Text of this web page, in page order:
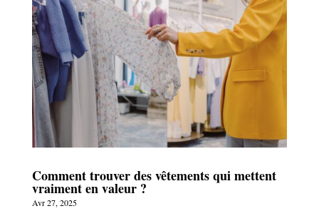
Comment trouver des vêtements qui mettent
vraiment en valeur ?
Avr 27, 2025